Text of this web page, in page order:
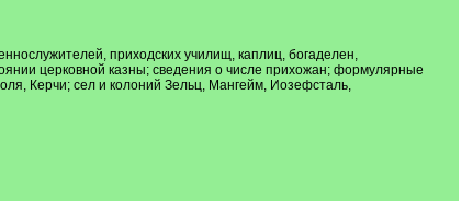
приходских училищ, каплиц, богаделен,
церковной казны; сведения о числе прихожан; формулярные
Керчи; сел и колоний Зельц, Мангейм, Иозефсталь,